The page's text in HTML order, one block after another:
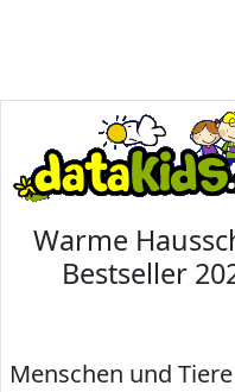
Warme
Bestseller
Menschen und